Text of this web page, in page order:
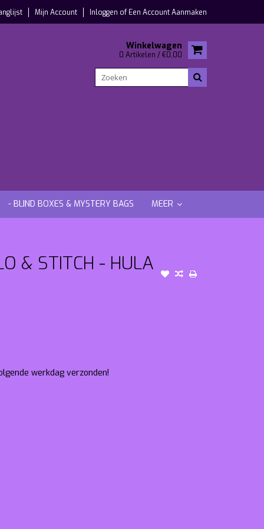
Mijn Account Inloggen ofEen Account Aanmaken
Winkelwagen
0 Artikelen / €0,00
- BLIND BOXES & MYSTERY BAGS MEER
& STITCH - HULA
werkdag verzonden!